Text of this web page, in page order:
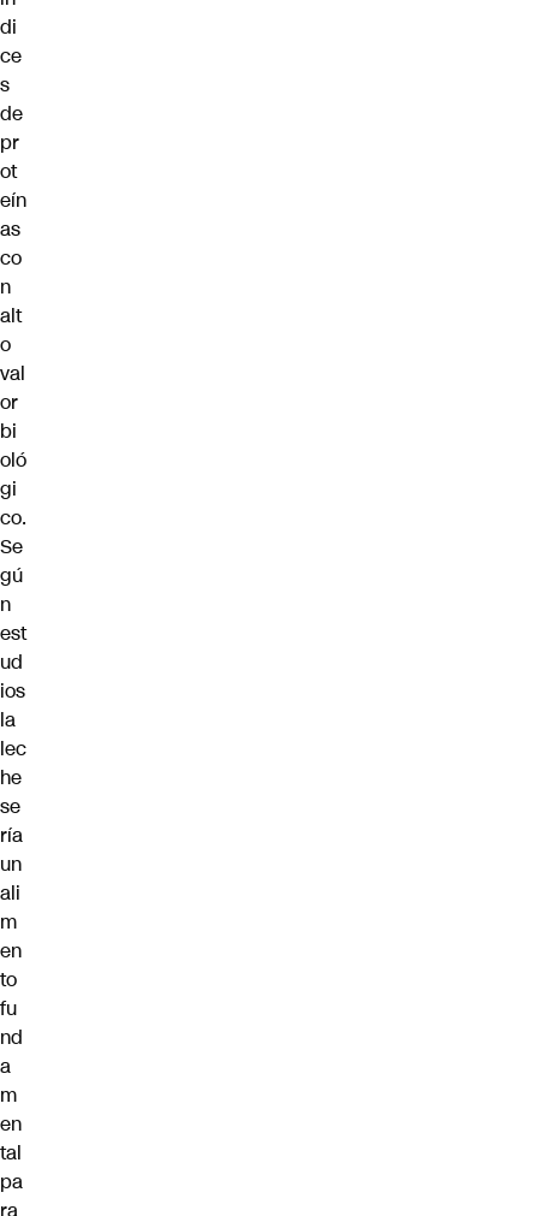
di
ce
s
de
pr
ot
eín
as
co
n
alt
o
val
or
bi
oló
gi
co.
Se
gú
n
est
ud
ios
la
lec
he
se
ría
un
ali
m
en
to
fu
nd
a
m
en
tal
pa
ra